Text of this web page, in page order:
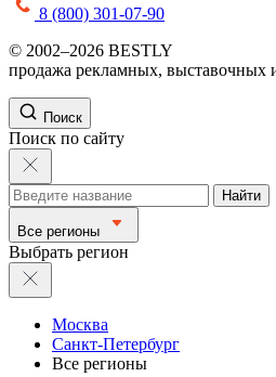
8 (800) 301-07-90
© 2002–2026 BESTLY
продажа рекламных, выставочных
Поиск
Поиск по сайту
Найти
Все регионы
Выбрать регион
Москва
Санкт-Петербург
Все регионы